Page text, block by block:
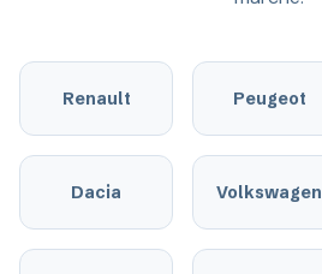
Renault Peugeot
Dacia Volkswagen